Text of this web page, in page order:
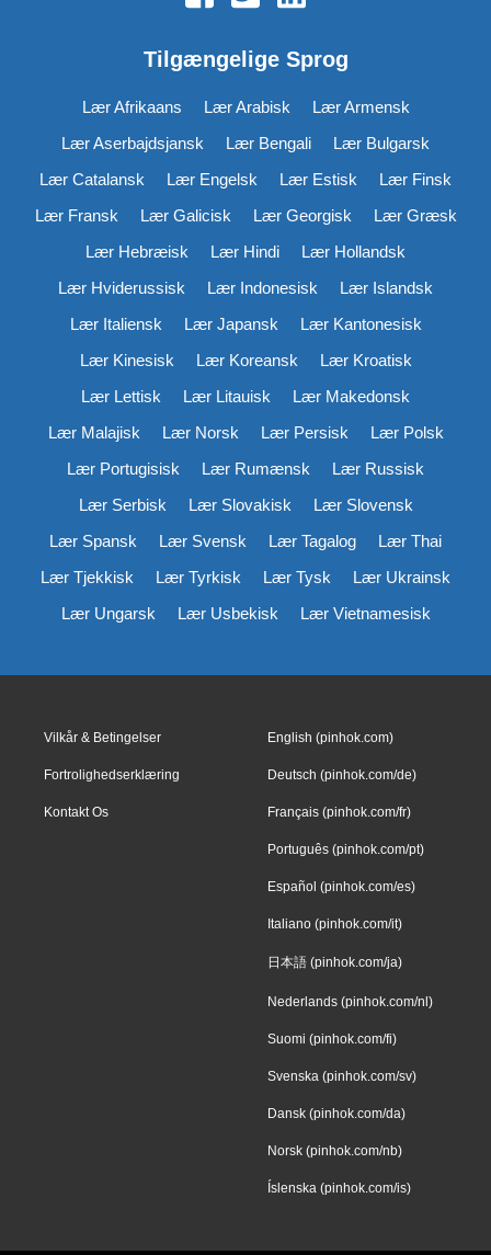
Tilgængelige Sprog
Lær Afrikaans Lær Arabisk
Lær Armensk
Lær Aserbajdsjansk
Lær Bengali
Lær Bulgarsk
Lær Catalansk
Lær Engelsk Lær Estisk
Lær Finsk
Lær Fransk
Lær Galicisk Lær Georgisk
Lær Græsk
Lær Hebræisk
Lær Hindi
Lær Hollandsk
Lær Hviderussisk
Lær Indonesisk
Lær Islandsk
Lær Italiensk
Lær Japansk
Lær Kantonesisk
Lær Kinesisk
Lær Koreansk
Lær Kroatisk
Lær Lettisk
Lær Litauisk
Lær Makedonsk
Lær Malajisk
Lær Norsk Lær Persisk
Lær Polsk
Lær Portugisisk
Lær Rumænsk
Lær Russisk
Lær Serbisk
Lær Slovakisk
Lær Slovensk
Lær Spansk
Lær Svensk Lær Tagalog
Lær Thai
Lær Tjekkisk
Lær Tyrkisk Lær Tysk
Lær Ukrainsk
Lær Ungarsk
Lær Usbekisk Lær Vietnamesisk
Vilkår & Betingelser
Fortrolighedserklæring
Kontakt Os
English (pinhok.com)
Deutsch (pinhok.com/de)
Français (pinhok.com/fr)
Português (pinhok.com/pt)
Español (pinhok.com/es)
Italiano (pinhok.com/it)
日本語 (pinhok.com/ja)
Nederlands (pinhok.com/nl)
Suomi (pinhok.com/fi)
Svenska (pinhok.com/sv)
Dansk (pinhok.com/da)
Norsk (pinhok.com/nb)
Íslenska (pinhok.com/is)